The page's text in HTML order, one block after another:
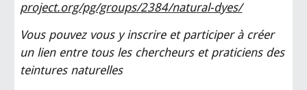
project.org/pg/groups/2384/natural-dyes/
Vous pouvez vous y inscrire et participer à créer
un lien entre tous les chercheurs et praticiens des
teintures naturelles